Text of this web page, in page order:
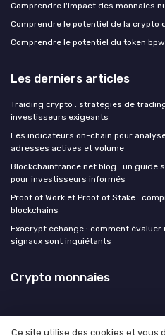
Comprendre l'impact des monnaies
Comprendre le potentiel de la crypto
Comprendre le potentiel du token bpw
Les derniers articles
Traiding crypto : stratégies de
investisseurs exigeants
Les indicateurs on-chain pour
adresses actives et volume
Blockchainfrance net blog : un
pour investisseurs informés
Proof of Work et Proof of Stake :
blockchains
Exacrypt échange : comment
signaux sont inquiétants
Crypto monnaies
Ce site utilise des cookies et vous